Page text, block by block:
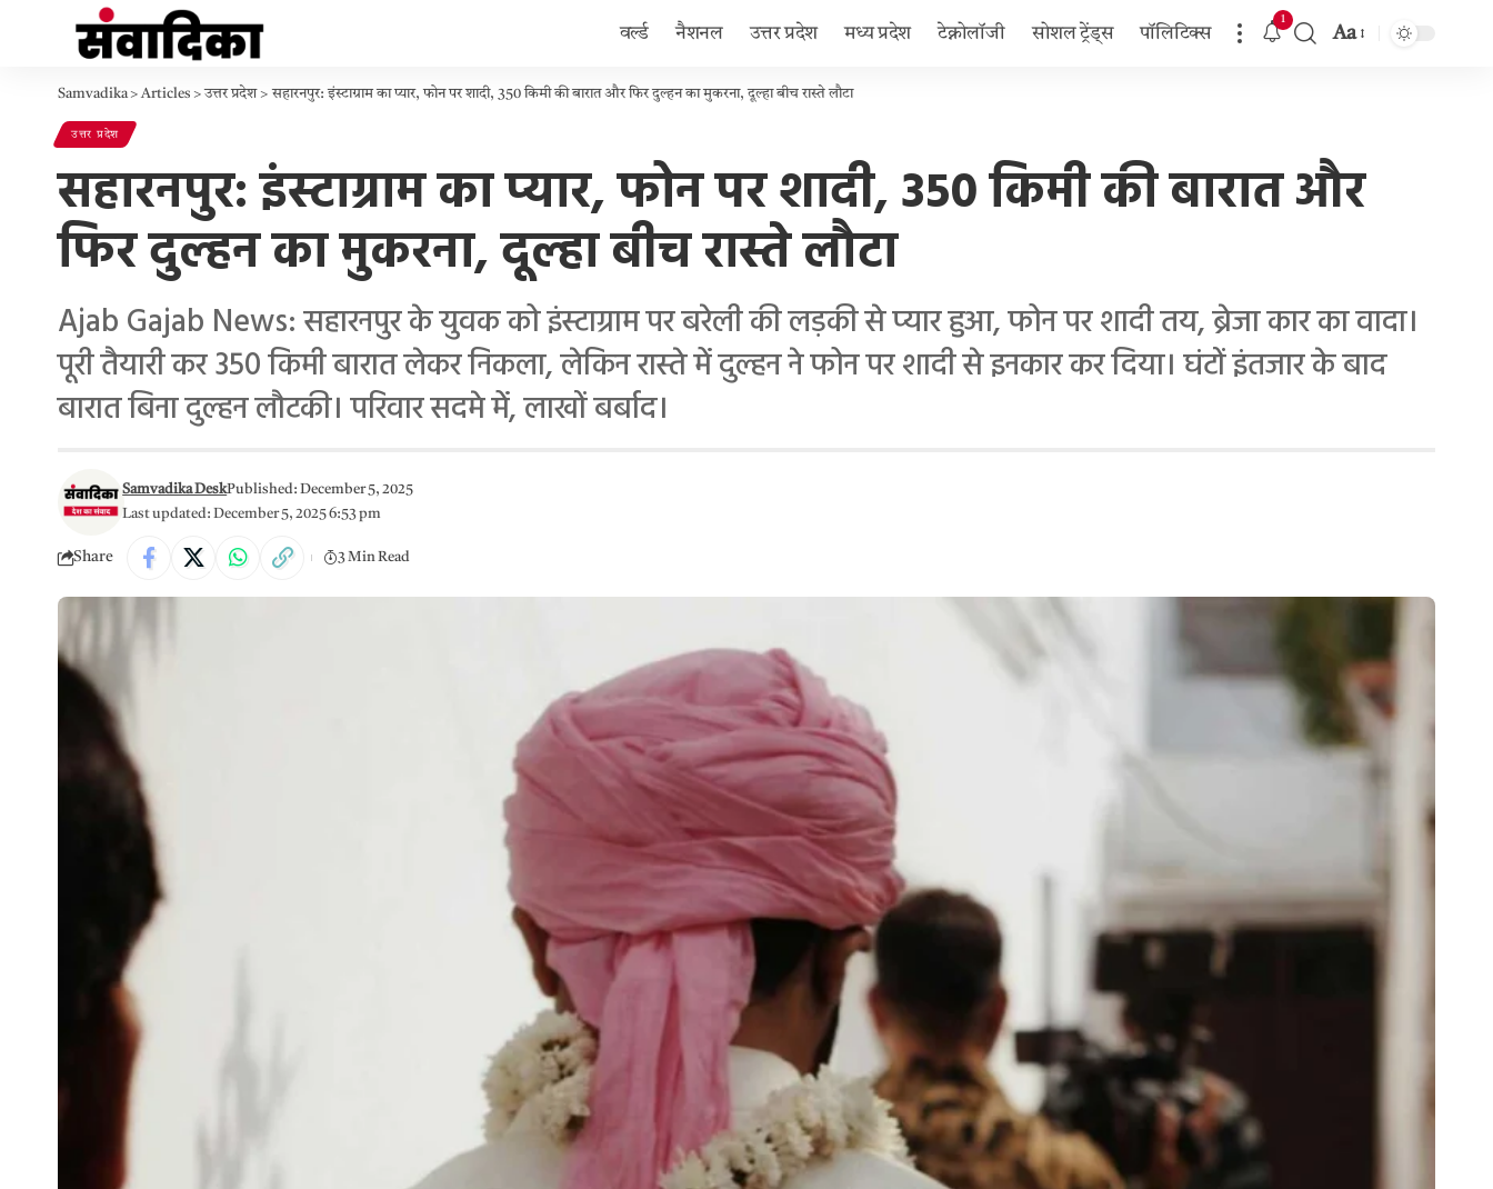
वर्ल्ड नैशनल उत्तर प्रदेश मध्य प्रदेश टेक्नोलॉजी सोशल ट्रेंड्स पॉलिटिक्स
1
Aa
Samvadika>Articles >उत्तर प्रदेश>सहारनपुर: इंस्टाग्राम का प्यार, फोन पर शादी, 350 किमी की बारात और फिर दुल्हन का मुकरना, दूल्हा बीच रास्ते लौटा
उत्तर प्रदेश
सहारनपुर: इंस्टाग्राम का प्यार, फोन पर शादी, 350 किमी की बारात और
फिर दुल्हन का मुकरना, दूल्हा बीच रास्ते लौटा
Ajab Gajab News: सहारनपुर के युवक को इंस्टाग्राम पर बरेली की लड़की से प्यार हुआ, फोन पर शादी तय, ब्रेजा कार का वादा।
पूरी तैयारी कर 350 किमी बारात लेकर निकला, लेकिन रास्ते में दुल्हन ने फोन पर शादी से इनकार कर दिया। घंटों इंतजार के बाद
बारात बिना दुल्हन लौटकी। परिवार सदमे में, लाखों बर्बाद।
Last updated: December 5, 2025 6:53 pm
Samvadika DeskPublished: December 5, 2025
Share 3 Min Read